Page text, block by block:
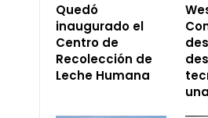
Quedó
inaugurado el
Centro de
Recolección de
Leche Humana